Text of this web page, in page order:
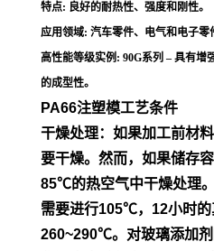
特点: 良好的耐热性、强度和刚性。
应用领域: 汽车零件、电气和电子零
高性能等级实例: 90G系列 – 具有
的成型性。
PA66注塑模工艺条件
干燥处理：如果加工前材
要干燥。然而，如果储存
85℃的热空气中干燥处理
需要进行105℃，12小时的
260~290℃。对玻璃添加